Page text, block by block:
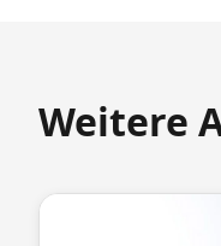
Weitere